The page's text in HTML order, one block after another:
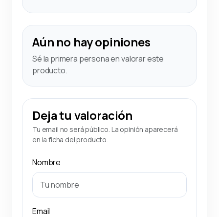
Aún no hay opiniones
Sé la primera persona en valorar este
producto.
Deja tu valoración
Tu email no será público. La opinión aparecerá
en la ficha del producto.
Nombre
Email